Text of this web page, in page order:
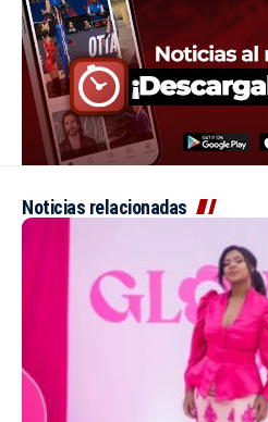
Noticias relacionadas